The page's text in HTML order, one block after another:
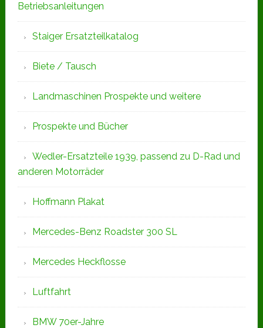
Betriebsanleitungen
Staiger Ersatzteilkatalog
Biete / Tausch
Landmaschinen Prospekte und weitere
Prospekte und Bücher
Wedler-Ersatzteile 1939, passend zu D-Rad und
anderen Motorräder
Hoffmann Plakat
Mercedes-Benz Roadster 300 SL
Mercedes Heckflosse
Luftfahrt
BMW 70er-Jahre